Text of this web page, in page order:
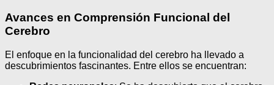
Avances en Comprensión Funcional del
Cerebro
El enfoque en la funcionalidad del cerebro ha llevado a
descubrimientos fascinantes. Entre ellos se encuentran: